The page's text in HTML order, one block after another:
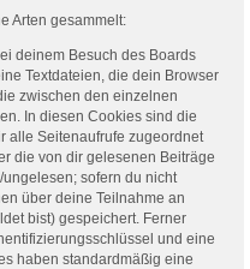
Arten gesammelt:
deinem Besuch des Boards
Textdateien, die dein Browser
zwischen den einzelnen
In diesen Cookies sind die
alle Seitenaufrufe zugeordnet
die von dir gelesenen Beiträge
sofern du nicht
über deine Teilnahme an
bist) gespeichert. Ferner
und eine
haben standardmäßig eine